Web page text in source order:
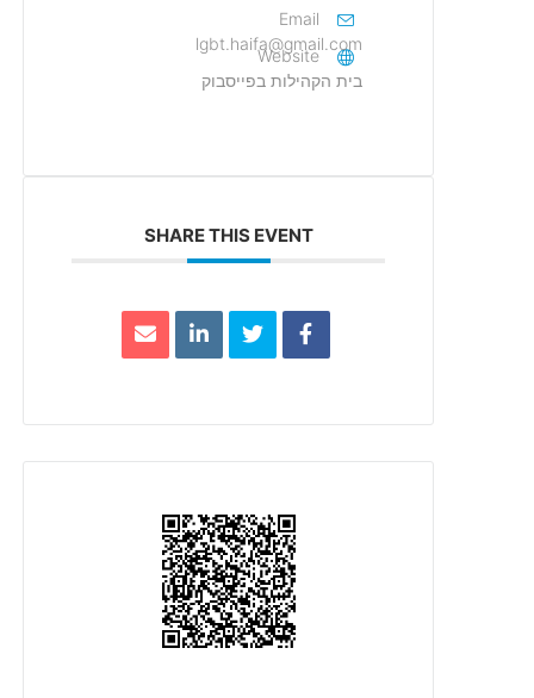
Email
lgbt.haifa@gmail.com
Website
בית הקהילות בפייסבוק
SHARE THIS EVENT